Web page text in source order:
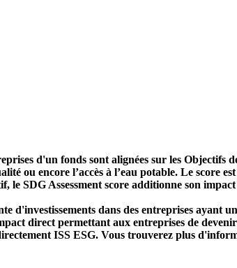
d'un fonds sont alignées sur les Objectifs
ou encore l’accès à l’eau potable. Le score
le SDG Assessment score additionne son
d'investissements dans des entreprises ayant
direct permettant aux entreprises de
ISS ESG. Vous trouverez plus